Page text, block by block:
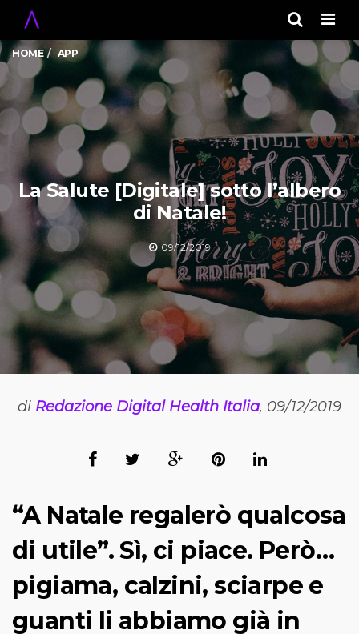
HOME APP
La Salute [Digitale] sotto l’albero
di Natale!
09/12/2019
di Redazione Digital Health Italia, 09/12/2019
“A Natale regalerò qualcosa
di utile”. Sì, ci piace. Però…
pigiama, calzini, sciarpe e
guanti li abbiamo già in